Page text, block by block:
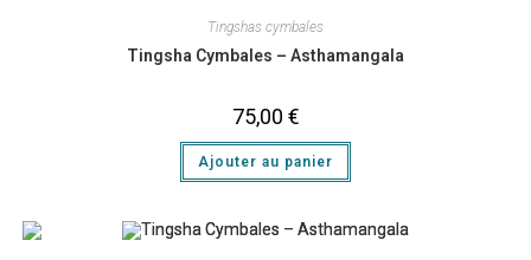
Tingshas cymbales
Tingsha Cymbales – Asthamangala
75,00 €
Ajouter au panier